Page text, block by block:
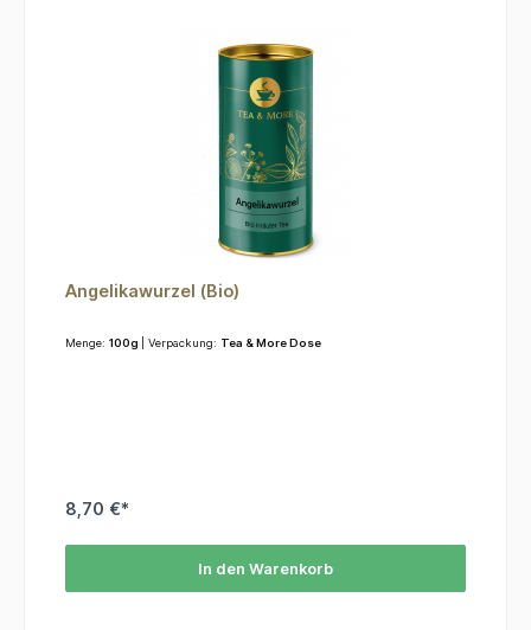
Angelikawurzel (Bio)
Menge: 100g | Verpackung: Tea & More Dose
8,70 €*
In den Warenkorb